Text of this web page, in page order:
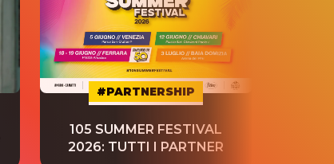
#PARTNERSHIP
105 SUMMER FESTIVAL
2026: TUTTI I PARTNER